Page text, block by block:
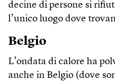
decine di persone si
l’unico luogo dove
Belgio
L’ondata di calore ha
anche in Belgio (dove